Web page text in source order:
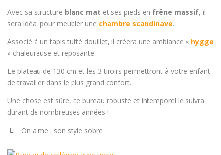
Avec sa structure blanc mat et ses pieds en frêne massif, il
sera idéal pour meubler une chambre scandinave.
Associé à un tapis tufté douillet, il créera une ambiance « hygge
» chaleureuse et reposante.
Le plateau de 130 cm et les 3 tiroirs permettront à votre enfant
de travailler dans le plus grand confort.
Une chose est sûre, ce bureau robuste et intemporel le suivra
durant de nombreuses années !
On aime : son style sobre